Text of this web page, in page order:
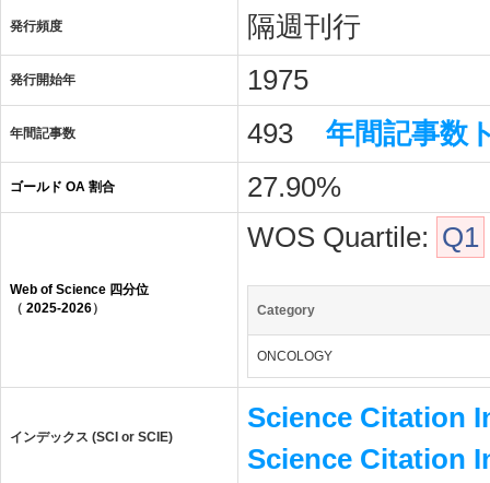
発行頻度 隔週刊行
発行開始年 1975
年間記事数 493 年間記事数
ゴールド OA 割合 27.90%
Web of Science 四分位
（ 2025-2026）
WOS Quartile: Q1
Category
ONCOLOGY
インデックス (SCI or SCIE)
Science Citation
Science Citation